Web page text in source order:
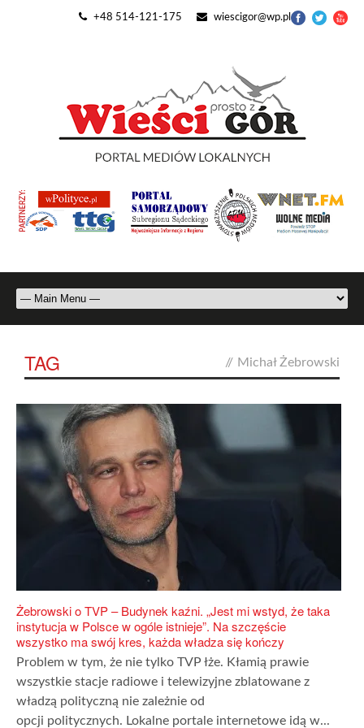
+48 514-121-175 wiescigor@wp.pl
TAG // Michał Żebrowski
Żebrowski o TVP – Budynek kaźni. „Jest mi wstyd, że taka
instytucja w Polsce w ogóle istnieje”. Na szczęście
wszystko ma swój kres, każda władza się kończy
Problem w tym, że nie tylko TVP łże. Kłamią prawie
wszystkie stacje radiowe i telewizyjne zblatowane z
władzą polityczną nie zależnie od
opcji politycznych. Lokalne portale internetowe idą w...